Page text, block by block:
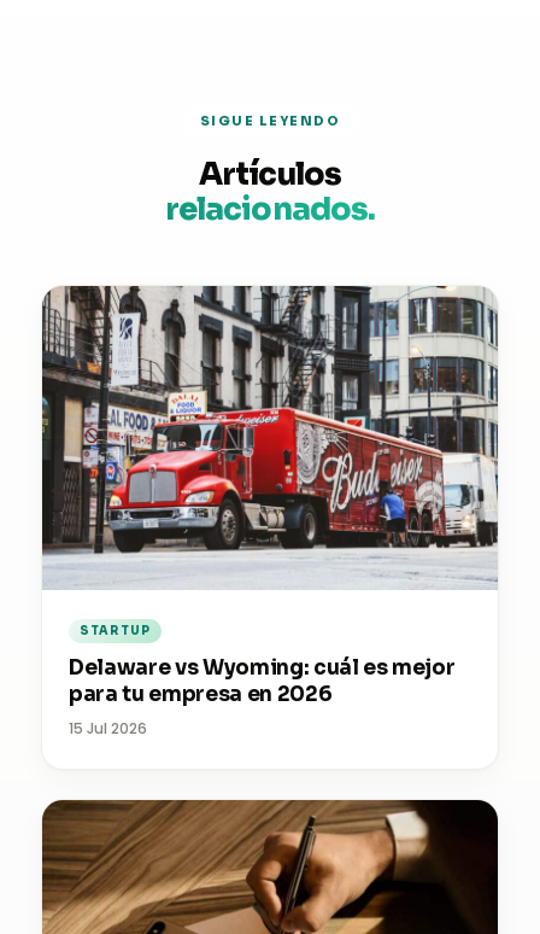
SIGUE LEYENDO
Artículos
relacionados.
STARTUP
Delaware vs Wyoming: cuál es mejor
para tu empresa en 2026
15 Jul 2026